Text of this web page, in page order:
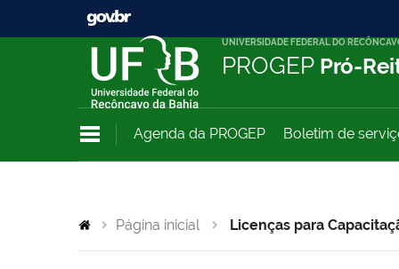
UNIVERSIDADE FEDERAL DO
PROGEP Pró-
Agenda da PROGEP Boletim de
Página inicial Licenças para